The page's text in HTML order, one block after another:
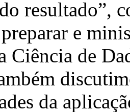
resultado”,
e
Ciência de
da